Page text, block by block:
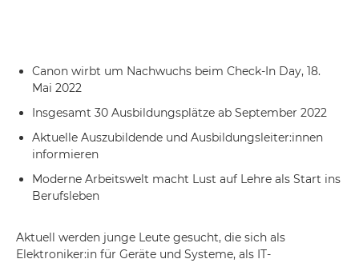
Canon wirbt um Nachwuchs beim Check-In Day, 18.
Mai 2022
Insgesamt 30 Ausbildungsplätze ab September 2022
Aktuelle Auszubildende und Ausbildungsleiter:innen
informieren
Moderne Arbeitswelt macht Lust auf Lehre als Start ins
Berufsleben
Aktuell werden junge Leute gesucht, die sich als
Elektroniker:in für Geräte und Systeme, als IT-